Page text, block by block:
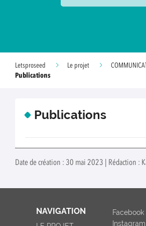
Letsproseed Le projet
Publications
Publications
Date de création : 30 mai 2023 | Rédaction :
NAVIGATION
Facebook
Instagram